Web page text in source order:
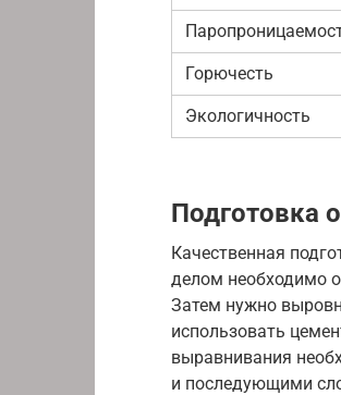
Горючесть
Экологичность
Подготовка
Качественная
делом необходимо
Затем нужно
использовать
выравнивания
и последующими